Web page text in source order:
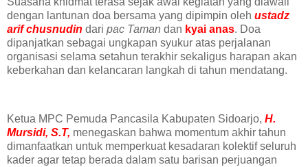
dengan lantunan doa bersama yang dipimpin oleh ustadz
arif chusnudin dari pac Taman dan kyai anas. Doa
dipanjatkan sebagai ungkapan syukur atas perjalanan
organisasi selama setahun terakhir sekaligus harapan akan
keberkahan dan kelancaran langkah di tahun mendatang.
Ketua MPC Pemuda Pancasila Kabupaten Sidoarjo, H.
Mursidi, S.T, menegaskan bahwa momentum akhir tahun
dimanfaatkan untuk memperkuat kesadaran kolektif seluruh
kader agar tetap berada dalam satu barisan perjuangan